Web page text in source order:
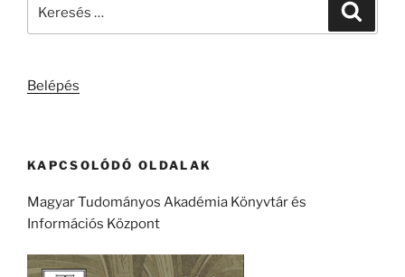
Belépés
KAPCSOLÓDÓ OLDALAK
Magyar Tudományos Akadémia Könyvtár és
Információs Központ